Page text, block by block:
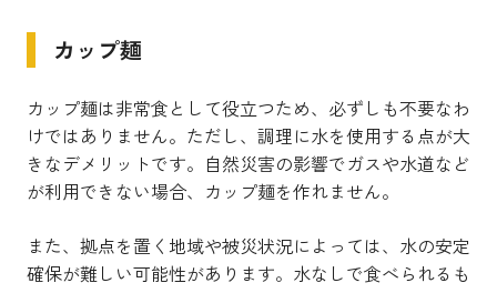
カップ麺
カップ麺は非常食として役立つため、必ずしも不要なわ
けではありません。ただし、調理に水を使用する点が大
きなデメリットです。自然災害の影響でガスや水道など
が利用できない場合、カップ麺を作れません。
また、拠点を置く地域や被災状況によっては、水の安定
確保が難しい可能性があります。水なしで食べられるも